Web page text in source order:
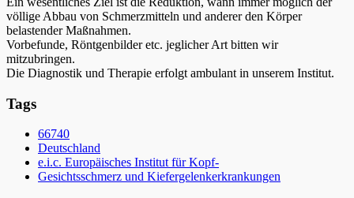
völlige Abbau von Schmerzmitteln und anderer den Körper
belastender Maßnahmen.
Vorbefunde, Röntgenbilder etc. jeglicher Art bitten wir
mitzubringen.
Die Diagnostik und Therapie erfolgt ambulant in unserem Institut.
Tags
66740
Deutschland
e.i.c. Europäisches Institut für Kopf-
Gesichtsschmerz und Kiefergelenkerkrankungen